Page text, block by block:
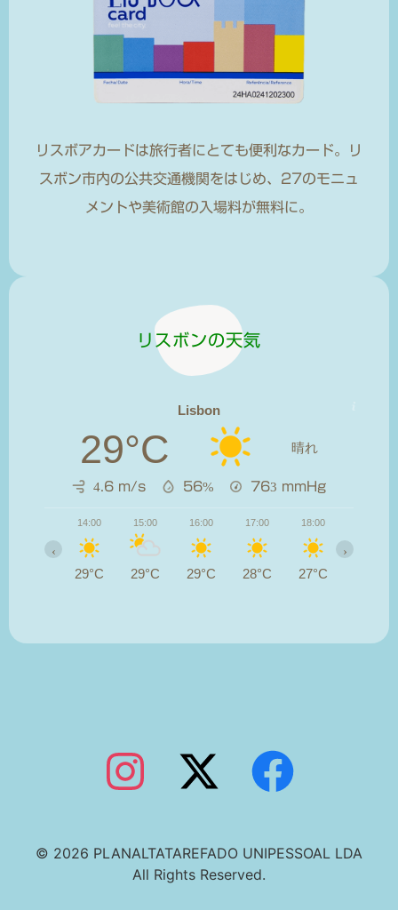
リスボアカードは旅行者にとても便利なカード。リ
スボン市内の公共交通機関をはじめ、27のモニュ
メントや美術館の入場料が無料に。
リスボンの天気
Lisbon
29°C 晴れ
4.6 m/s 56% 763 mmHg
14:00
29°C
15:00
29°C
16:00
29°C
17:00
28°C
18:00
27°C
‹ ›
© 2026 PLANALTATAREFADO UNIPESSOAL LDA
All Rights Reserved.